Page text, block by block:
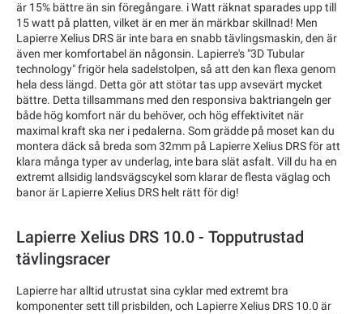
är 15% bättre än sin föregångare. i Watt räknat sparades upp till
15 watt på platten, vilket är en mer än märkbar skillnad! Men
Lapierre Xelius DRS är inte bara en snabb tävlingsmaskin, den är
även mer komfortabel än någonsin. Lapierre's "3D Tubular
technology" frigör hela sadelstolpen, så att den kan flexa genom
hela dess längd. Detta gör att stötar tas upp avsevärt mycket
bättre. Detta tillsammans med den responsiva baktriangeln ger
både hög komfort när du behöver, och hög effektivitet när
maximal kraft ska ner i pedalerna. Som grädde på moset kan du
montera däck så breda som 32mm på Lapierre Xelius DRS för att
klara många typer av underlag, inte bara slät asfalt. Vill du ha en
extremt allsidig landsvägscykel som klarar de flesta väglag och
banor är Lapierre Xelius DRS helt rätt för dig!
Lapierre Xelius DRS 10.0 - Topputrustad
tävlingsracer
Lapierre har alltid utrustat sina cyklar med extremt bra
komponenter sett till prisbilden, och Lapierre Xelius DRS 10.0 är